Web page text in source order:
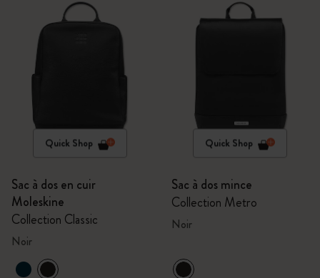
Quick Shop
Sac à dos en cuir
Moleskine
Collection Classic
Noir
Quick Shop
Sac à dos mince
Collection Metro
Noir